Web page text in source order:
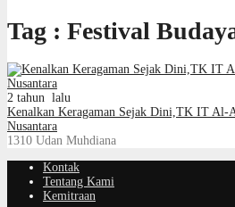
Tag : Festival
2 tahun lalu
Kenalkan Keragaman Sejak Dini,TK IT Al-
Nusantara
1310 Udan Muhdiana
Kontak
Tentang Kami
Kemitraan